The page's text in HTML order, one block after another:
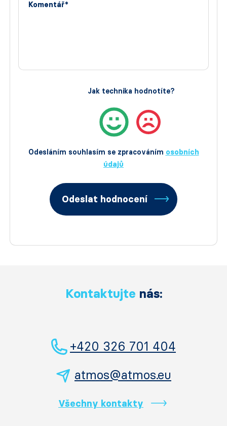
Komentář*
Odesláním souhlasím se zpracováním osobních
údajů
Jak technika hodnotíte?
Odeslat hodnocení
Kontaktujte nás:
+420 326 701 404
atmos@atmos.eu
Všechny kontakty